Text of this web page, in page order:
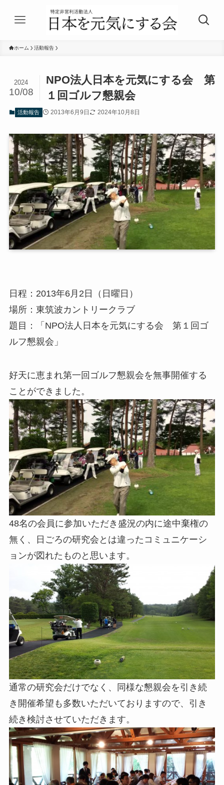
ホーム 活動報告
NPO法人日本を元気にする会 第
１回ゴルフ懇親会
2024
10/08
活動報告 2013年6月9日 2024年10月8日
日程：2013年6月2日（日曜日）
場所：東筑波カントリークラブ
題目：「NPO法人日本を元気にする会 第１回ゴ
ルフ懇親会」
好天に恵まれ第一回ゴルフ懇親会を無事開催する
ことができました。
48名の会員に参加いただき盛況の内に途中棄権の
無く、日ごろの研究会とは違ったコミュニケーシ
ョンが図れたものと思います。
通常の研究会だけでなく、同様な懇親会を引き続
き開催希望も多数いただいておりますので、引き
続き検討させていただきます。